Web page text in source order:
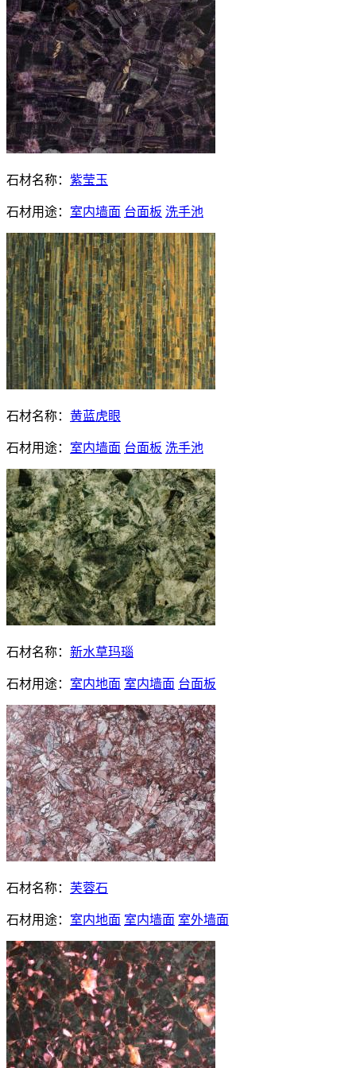
石材名称： 紫莹玉
石材用途： 室内墙面 台面板 洗手池
石材名称： 黄蓝虎眼
石材用途： 室内墙面 台面板 洗手池
石材名称： 新水草玛瑙
石材用途： 室内地面 室内墙面 台面板
石材名称： 芙蓉石
石材用途： 室内地面 室内墙面 室外墙面